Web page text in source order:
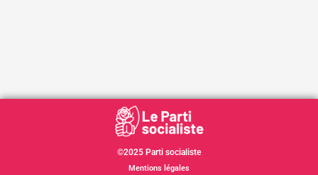
©2025 Parti socialiste
Mentions légales